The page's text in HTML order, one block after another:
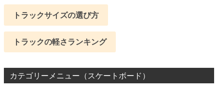
トラックサイズの選び方
トラックの軽さランキング
カテゴリーメニュー（スケートボード）